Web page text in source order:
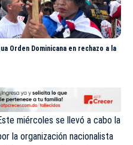
Orden Dominicana en rechazo a la
miércoles se llevó a cabo la
la organización nacionalista